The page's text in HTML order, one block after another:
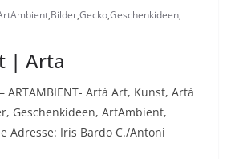
,Bilder,Gecko,Geschenkideen,
| Arta
ARTAMBIENT- Artà Art, Kunst, Artà
Geschenkideen, ArtAmbient,
Adresse: Iris Bardo C./Antoni